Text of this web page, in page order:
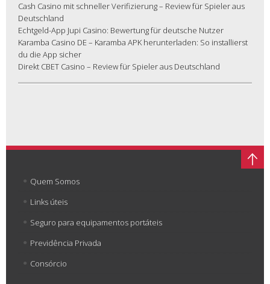
Cash Casino mit schneller Verifizierung – Review für Spieler aus
Deutschland
Echtgeld-App Jupi Casino: Bewertung für deutsche Nutzer
Karamba Casino DE – Karamba APK herunterladen: So installierst
du die App sicher
Direkt CBET Casino – Review für Spieler aus Deutschland
Quem Somos
Links úteis
Seguro para equipamentos portáteis
Previdência Privada
Consórcio